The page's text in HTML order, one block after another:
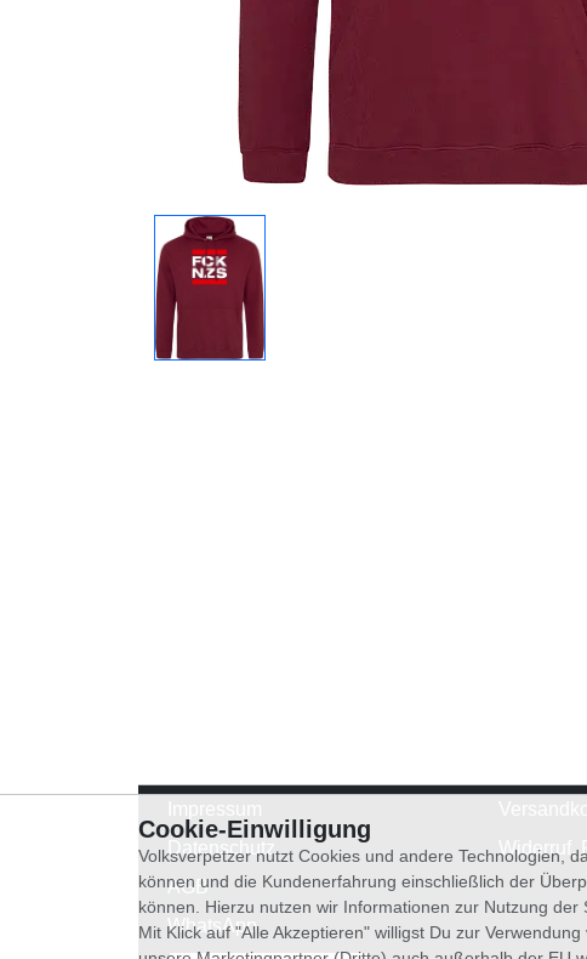
Datenschutz
AGB
WhatsApp
Cookie-Einwilligung
Volksverpetzer nutzt Cookies und andere Technologien,
können und die Kundenerfahrung einschließlich der
können. Hierzu nutzen wir Informationen zur Nutzung der
Mit Klick auf "Alle Akzeptieren" willigst Du zur